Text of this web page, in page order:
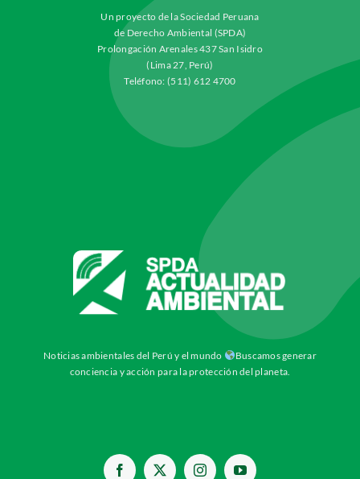
Un proyecto de la Sociedad Peruana
de Derecho Ambiental (SPDA)
Prolongación Arenales 437 San Isidro
(Lima 27, Perú)
Teléfono: (511) 612 4700
Noticias ambientales del Perú y el mundo
Buscamos generar
conciencia y acción para la protección del planeta.